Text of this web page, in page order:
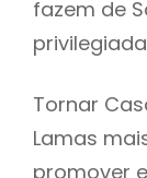
fazem de
Tornar
Lamas
promover